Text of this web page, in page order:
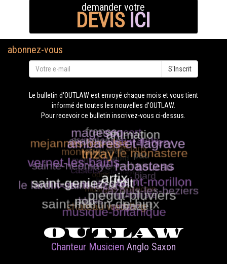
demander votre
DEVIS ICI
abonnez-vous
S'Inscrit
Le bulletin d'OUTLAW est envoyé chaque mois et vous tient
informé de toutes les nouvelles d'OUTLAW.
Pour recevoir ce bulletin inscrivez-vous ci-dessus.
OUTLAW
Chanteur Musicien Anglo Saxon